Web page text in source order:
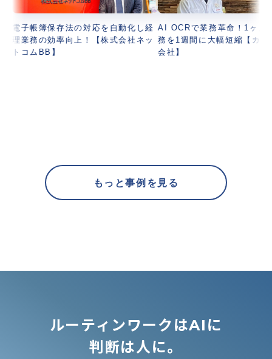
簿保存法の対応を自動化し経
の効率向上！【株式会社ネッ
BB】
AI OCRで業務革命！1ヶ月の棚卸業
務を1週間に大幅短縮【カヤバ株式
もっと事例を見る
ルーティンワークはAIに
判断は人に。